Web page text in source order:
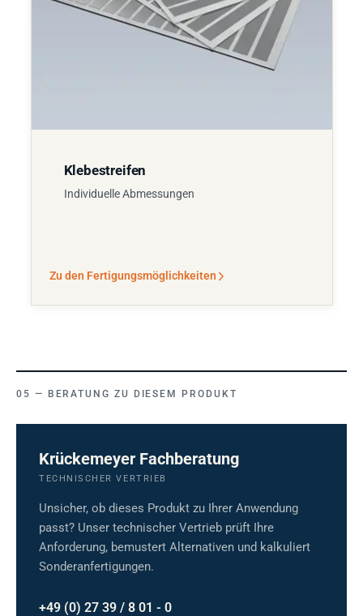
Klebestreifen
Individuelle Abmessungen
Zu den Fertigungsmöglichkeiten
BERATUNG ZU DIESEM PRODUKT
Krückemeyer Fachberatung
TECHNISCHER VERTRIEB
Unsicher, ob dieses Produkt zu Ihrer Anwendung
passt? Unser technischer Vertrieb prüft Ihre
Anforderung, bemustert Alternativen und kalkuliert
Sonderanfertigungen.
+49 (0) 27 39 / 8 01 - 0